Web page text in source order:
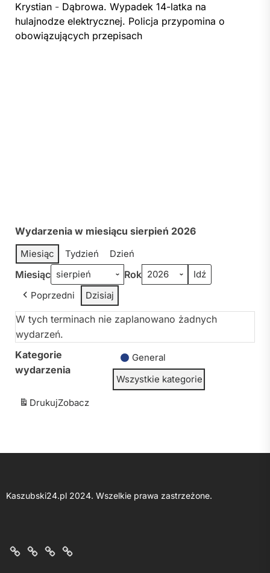
Krystian - Dąbrowa. Wypadek 14-latka na
hulajnodze elektrycznej. Policja przypomina o
obowiązujących przepisach
Wydarzenia w miesiącu sierpień 2026
Miesiąc Tydzień Dzień
Miesiąc Rok
Poprzedni Dzisiaj
W tych terminach nie zaplanowano żadnych
wydarzeń.
Kategorie
wydarzenia
General
Wszystkie kategorie
DrukujZobacz
Kaszubski24.pl 2024. Wszelkie prawa zastrzeżone.
O
KontaktPolitykaRegulamin